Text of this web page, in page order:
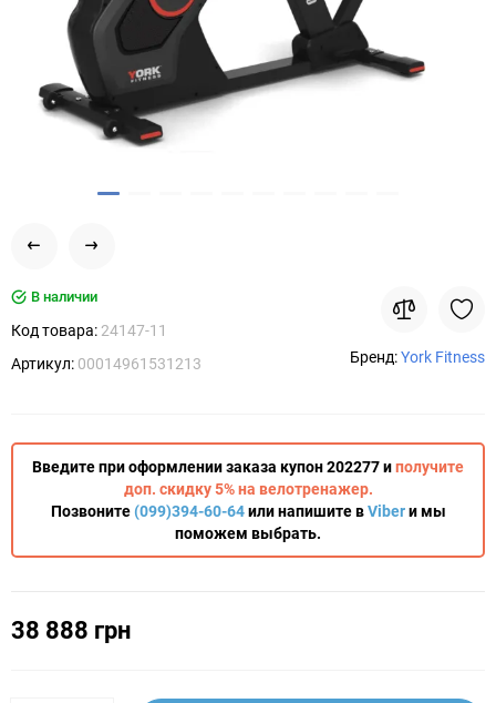
В наличии
Код товара: 24147-11
Артикул: 00014961531213 Бренд:York Fitness
Введите при оформлении заказа купон 202277 иполучите
доп. скидку 5% на велотренажер.
Позвоните(099)394-60-64или напишите вViberи мы
поможем выбрать.
38 888 грн